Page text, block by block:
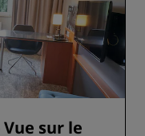
sur le